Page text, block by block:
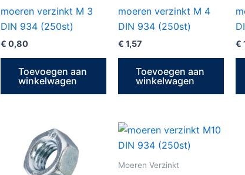
moeren verzinkt M 3
DIN 934 (250st)
€ 0,80
Toevoegen aan
winkelwagen
moeren verzinkt M 4
DIN 934 (250st)
€ 1,57
Toevoegen aan
winkelwagen
€
Moeren Verzinkt